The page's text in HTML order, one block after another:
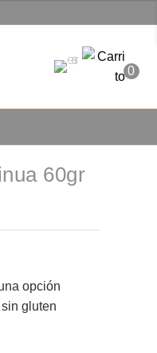
0
60gr
opción
gluten